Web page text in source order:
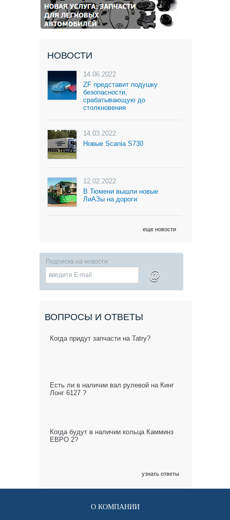
НОВОСТИ
14.06.2022
ZF представит подушку
безопасности,
срабатывающую до
столкновения
14.03.2022
Новые Scania S730
12.02.2022
В Тюмени вышли новые
ЛиАЗы на дороги
еще новости
Подписка на новости:
@
ВОПРОСЫ И ОТВЕТЫ
Когда придут запчасти на Tatry?
Есть ли в наличии вал рулевой на Кинг
Лонг 6127 ?
Когда будут в наличии кольца Камминз
ЕВРО 2?
узнать ответы
О КОМПАНИИ